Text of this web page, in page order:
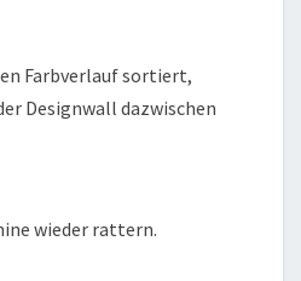
Farbverlauf sortiert,
Designwall dazwischen
wieder rattern.